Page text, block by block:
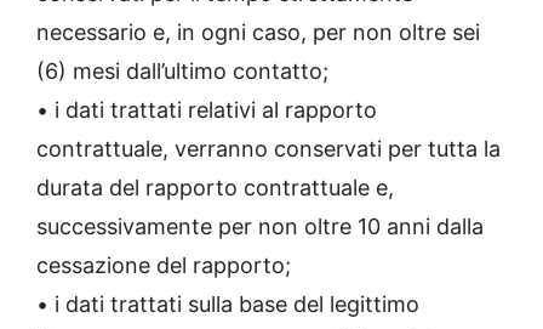
necessario e, in ogni caso, per non oltre sei
(6) mesi dall’ultimo contatto;
• i dati trattati relativi al rapporto
contrattuale, verranno conservati per tutta la
durata del rapporto contrattuale e,
successivamente per non oltre 10 anni dalla
cessazione del rapporto;
• i dati trattati sulla base del legittimo